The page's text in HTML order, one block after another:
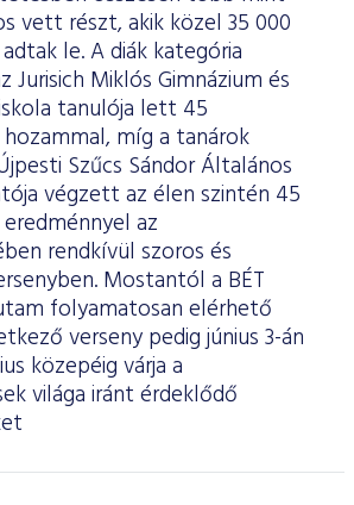
vett részt, akik közel 35 000
le. A diák kategória
Jurisich Miklós Gimnázium és
tanulója lett 45
míg a tanárok
Szűcs Sándor Általános
végzett az élen szintén 45
az
rendkívül szoros és
Mostantól a BÉT
folyamatosan elérhető
verseny pedig június 3-án
közepéig várja a
világa iránt érdeklődő